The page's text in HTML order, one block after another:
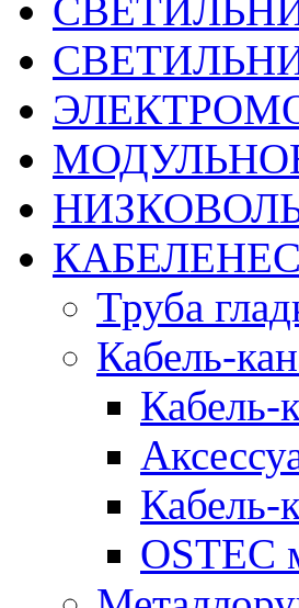
Труба
Кабель-
Кабель-
Кабель-
OSTEC